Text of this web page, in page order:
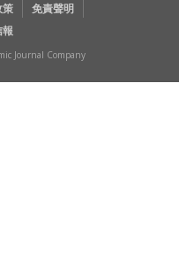
策
免責聲明
Journal Company